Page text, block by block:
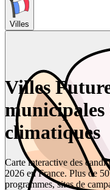
Villes
Villes
municipales
climatiques
Carte interactive des
2026 en France. Plus de
programmes, sites de